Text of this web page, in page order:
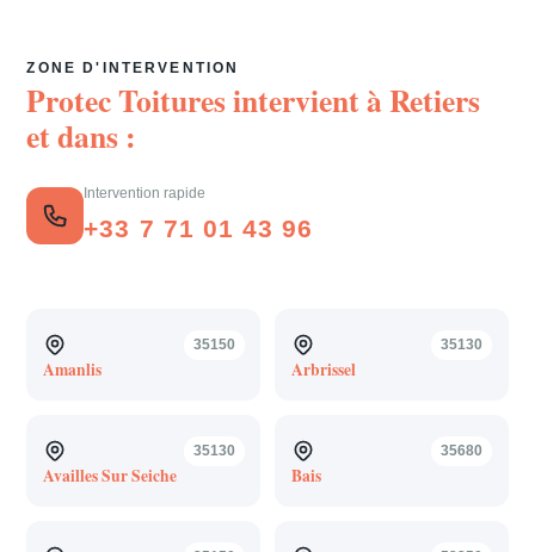
ZONE D'INTERVENTION
Protec Toitures intervient àRetiers
et dans :
Intervention rapide
+33 7 71 01 43 96
35150
Amanlis
35130
Arbrissel
35130
Availles Sur Seiche
35680
Bais